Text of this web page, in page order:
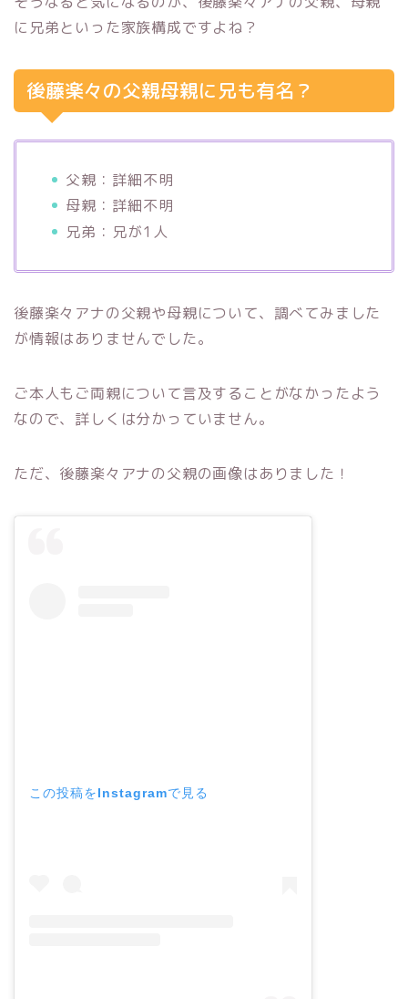
に兄弟といった家族構成ですよね？
後藤楽々の父親母親に兄も有名？
父親：詳細不明
母親：詳細不明
兄弟：兄が1人
後藤楽々アナの父親や母親について、調べてみました
が情報はありませんでした。
ご本人もご両親について言及することがなかったよう
なので、詳しくは分かっていません。
ただ、後藤楽々アナの父親の画像はありました！
この投稿をInstagramで見る